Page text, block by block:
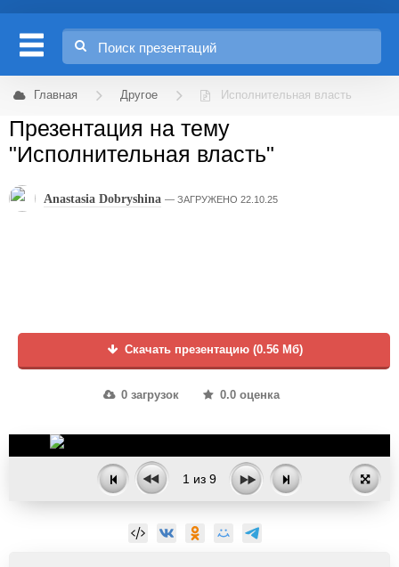
Главная Другое Исполнительная власть
Презентация на тему
"Исполнительная власть"
Anastasia Dobryshina ЗАГРУЖЕНО 22.10.25
Скачать презентацию (0.56 Мб)
0 загрузок 0.0 оценка
1 из 9